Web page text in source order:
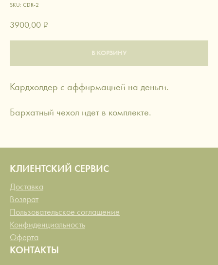
SKU: CDR-2
3900,00 ₽
В КОРЗИНУ
Кардхолдер с аффирмацией на деньги.
Бархатный чехол идет в комплекте.
КЛИЕНТСКИЙ СЕРВИС
Доставка
Возврат
Пользовательское соглашение
Конфиденциальность
Оферта
КОНТАКТЫ